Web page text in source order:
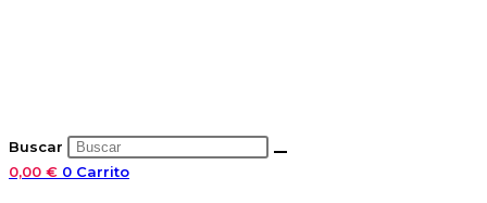
Buscar
0,00 € 0 Carrito